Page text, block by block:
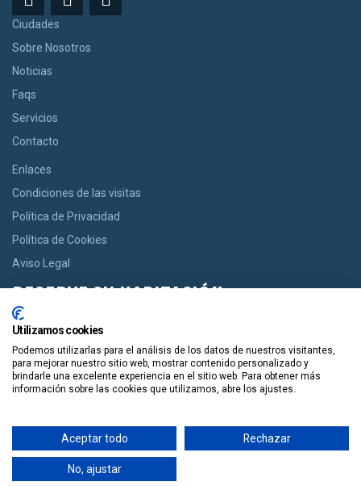
Ciudades
Sobre Nosotros
Noticias
Faqs
Servicios
Contacto
Enlaces
Condiciones de las visitas
Política de Privacidad
Política de Cookies
Aviso Legal
RESERVE SU HABITACIÓN
Si usted desea una habitación le ofrecemos la opción de reservar
desde casas acogedoras hasta modernos apartamentos de
manera facil y en un solo click.
Reservala
Guiapolis
Tours por España
Copyright. Guiapolis.com © España. Todos los derechos
Utilizamos cookies
Podemos utilizarlas para el análisis de los datos de nuestros visitantes,
para mejorar nuestro sitio web, mostrar contenido personalizado y
brindarle una excelente experiencia en el sitio web. Para obtener más
información sobre las cookies que utilizamos, abre los ajustes.
Aceptar todo Rechazar
No, ajustar